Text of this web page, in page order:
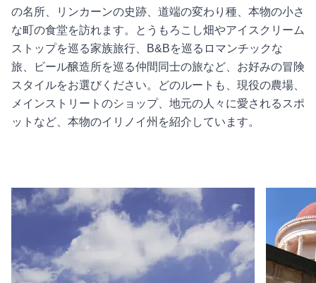
の名所、リンカーンの史跡、道端の変わり種、本物の小さ
な町の食堂を訪れます。とうもろこし畑やアイスクリーム
ストップを巡る家族旅行、B&Bを巡るロマンチックな
旅、ビール醸造所を巡る仲間同士の旅など、お好みの冒険
スタイルをお選びください。どのルートも、現役の農場、
メインストリートのショップ、地元の人々に愛されるスポ
ットなど、本物のイリノイ州を紹介しています。
続きを読む イリノイの奥深く